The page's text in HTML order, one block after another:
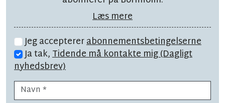
Læs mere
Jeg acceptererabonnementsbetingelserne
Ja tak,Tidende må kontakte mig (Dagligt
nyhedsbrev)